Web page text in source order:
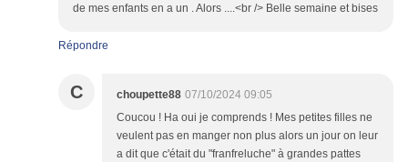
de mes enfants en a un . Alors ....<br /> Belle semaine et bises
Répondre
C choupette88 07/10/2024 09:05
Coucou ! Ha oui je comprends ! Mes petites filles ne
veulent pas en manger non plus alors un jour on leur
a dit que c'était du "franfreluche" à grandes pattes